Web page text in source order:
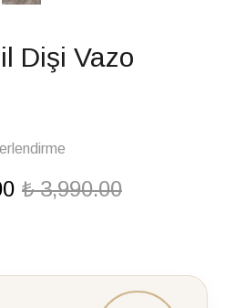
Dişi Vazo
₺ 3,990.00